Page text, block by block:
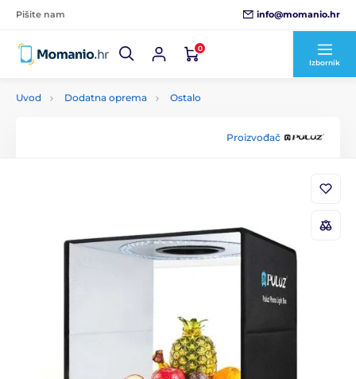
Pišite nam info@momanio.hr
0
Izbornik
Uvod Dodatna oprema Ostalo
Proizvođač